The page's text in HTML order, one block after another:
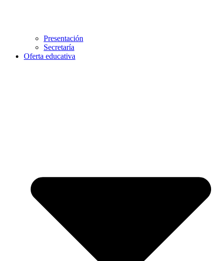
Presentación
Secretaría
Oferta educativa